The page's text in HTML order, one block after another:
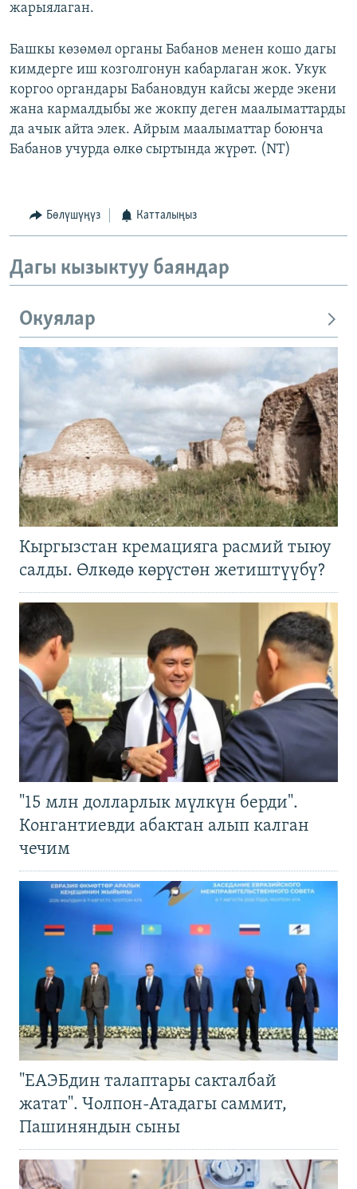
жарыялаган.
Башкы көзөмөл органы Бабанов менен кошо дагы
кимдерге иш козголгонун кабарлаган жок. Укук
коргоо органдары Бабановдун кайсы жерде экени
жана кармалдыбы же жокпу деген маалыматтарды
да ачык айта элек. Айрым маалыматтар боюнча
Бабанов учурда өлкө сыртында жүрөт. (NT)
Бөлүшүңүз Катталыңыз
Дагы кызыктуу баяндар
Окуялар
Кыргызстан кремацияга расмий тыюу
салды. Өлкөдө көрүстөн жетиштүүбү?
"15 млн долларлык мүлкүн берди".
Конгантиевди абактан алып калган
чечим
"ЕАЭБдин талаптары сакталбай
жатат". Чолпон-Атадагы саммит,
Пашиняндын сыны